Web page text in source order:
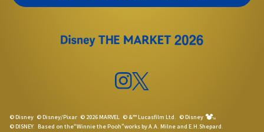
© Disney © Disney/Pixar © 2026 MARVEL © &™ Lucasfilm Ltd. © Disney
© DISNEY. Based on the“Winnie the Pooh”works by A.A. Milne and E.H.Shepard.